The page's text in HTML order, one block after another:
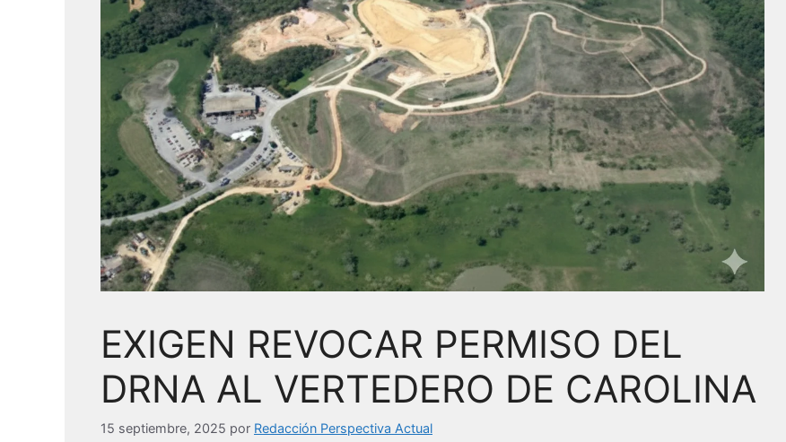
EXIGEN REVOCAR PERMISO DEL
DRNA AL VERTEDERO DE CAROLINA
15 septiembre, 2025 por Redacción Perspectiva Actual